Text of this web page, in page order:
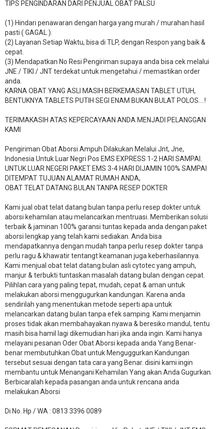
TIPS PENGINDARAN DARI PENJUAL OBAT PALSU
(1) Hindari penawaran dengan harga yang murah / murahan hasil
pasti ( GAGAL ).
(2) Layanan Setiap Waktu, bisa di TLP, dengan Respon yang baik &
cepat.
(3) Mendapatkan No Resi Pengiriman supaya anda bisa cek melalui
JNE / TIKI / JNT terdekat untuk mengetahui / memastikan order
anda.
KARNA OBAT YANG ASLI MASIH BERKEMASAN TABLET UTUH,
BENTUKNYA TABLETS PUTIH SEGI ENAM BUKAN BULAT POLOS….!
TERIMAKASIH ATAS KEPERCAYAAN ANDA MENJADI PELANGGAN
KAMI
Pengiriman Obat Aborsi Ampuh Dilakukan Melalui Jnt, Jne,
Indonesia Untuk Luar Negri Pos EMS EXPRESS 1-2 HARI SAMPAI.
UNTUK LUAR NEGERI PAKET EMS 3-4 HARI DIJAMIN 100% SAMPAI
DITEMPAT TUJUAN ALAMAT RUMAH ANDA,
OBAT TELAT DATANG BULAN TANPA RESEP DOKTER
Kami jual obat telat datang bulan tanpa perlu resep dokter untuk
aborsi kehamilan atau melancarkan mentruasi. Memberikan solusi
terbaik & jaminan 100% garansi tuntas kepada anda dengan paket
aborsi lengkap yang telah kami sediakan. Anda bisa
mendapatkannya dengan mudah tanpa perlu resep dokter tanpa
perlu ragu & khawatir tentangt keamanan juga keberhasilannya.
Kami menjual obat telat datang bulan asli cytotec yang ampuh,
manjur & terbukti tuntaskan masalah datang bulan dengan cepat.
Pilihlan cara yang paling tepat, mudah, cepat & aman untuk
melakukan aborsi menggugurkan kandungan. Karena anda
sendirilah yang menentukan metode seperti apa untuk
melancarkan datang bulan tanpa efek samping. Kami menjamin
proses tidak akan membahayakan nyawa & beresiko mandul, tentu
masih bisa hamil lagi dikemudian hari jika anda ingin. Kami hanya
melayani pesanan Oder Obat Aborsi kepada anda Yang Benar-
benar membutuhkan Obat untuk Menguggurkan Kandungan
tersebut sesuai dengan tata cara yang Benar. disini kami ingin
membantu untuk Menangani Kehamilan Yang akan Anda Gugurkan.
Berbicaralah kepada pasangan anda untuk rencana anda
melakukan Aborsi
Di No. Hp / WA : 0813 3396 0089